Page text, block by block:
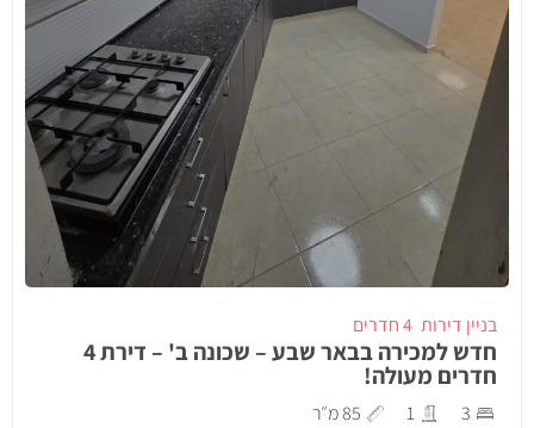
בניין דירות 4 חדרים
חדש למכירה בבאר שבע – שכונה ב' – דירת 4
חדרים מעולה!
3
1 85 מ״ר